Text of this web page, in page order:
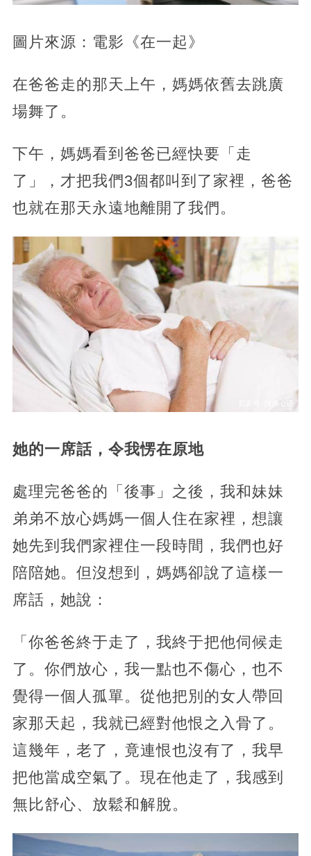
圖片來源：電影《在一起》
在爸爸走的那天上午，媽媽依舊去跳廣
場舞了。
下午，媽媽看到爸爸已經快要「走
了」，才把我們3個都叫到了家裡，爸爸
也就在那天永遠地離開了我們。
她的一席話，令我愣在原地
處理完爸爸的「後事」之後，我和妹妹
弟弟不放心媽媽一個人住在家裡，想讓
她先到我們家裡住一段時間，我們也好
陪陪她。但沒想到，媽媽卻說了這樣一
席話，她說：
「你爸爸終于走了，我終于把他伺候走
了。你們放心，我一點也不傷心，也不
覺得一個人孤單。從他把別的女人帶回
家那天起，我就已經對他恨之入骨了。
這幾年，老了，竟連恨也沒有了，我早
把他當成空氣了。現在他走了，我感到
無比舒心、放鬆和解脫。